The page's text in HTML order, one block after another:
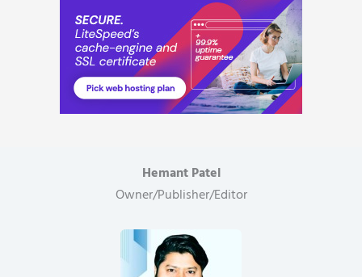
Hemant Patel
Owner/Publisher/Editor